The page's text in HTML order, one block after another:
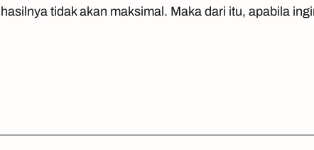
tidak akan maksimal. Maka dari itu, apabila